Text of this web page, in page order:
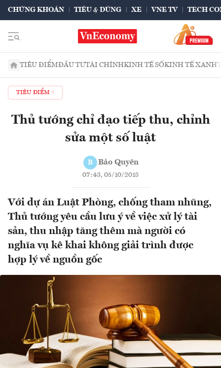
CHỨNG KHOÁN TIÊU & DÙNG XE VNE TV TECH
TIÊU ĐIỂMĐẦU TƯTÀI CHÍNHKINH TẾ SỐKINH TẾ XANH
TIÊU ĐIỂM
Thủ tướng chỉ đạo tiếp thu, chỉnh
sửa một số luật
B Bảo Quyên
07:43, 05/10/2018
Với dự án Luật Phòng, chống tham nhũng,
Thủ tướng yêu cầu lưu ý về việc xử lý tài
sản, thu nhập tăng thêm mà người có
nghĩa vụ kê khai không giải trình được
hợp lý về nguồn gốc